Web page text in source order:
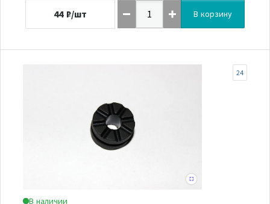
44 ₽/шт В корзину
В наличии
24